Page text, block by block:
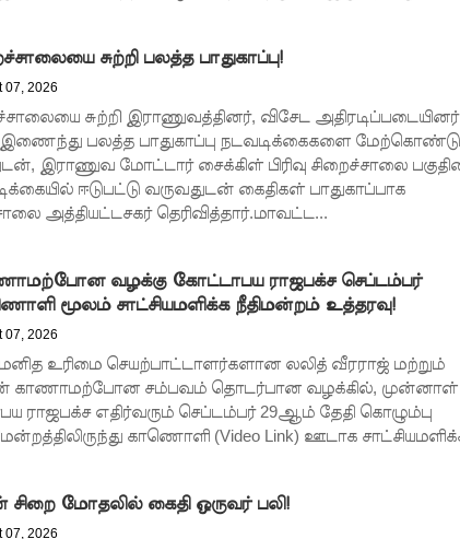
சுற்றி பலத்த பாதுகாப்பு!
07, 2026
சுற்றி இராணுவத்தினர், விசேட அதிரடிப்படையினர்
பலத்த பாதுகாப்பு நடவடிக்கைகளை மேற்கொண்டு
இராணுவ மோட்டார் சைக்கிள் பிரிவு சிறைச்சாலை
ஈடுபட்டு வருவதுடன் கைதிகள் பாதுகாப்பாக
அத்தியட்டசகர் தெரிவித்தார்.மாவட்ட...
வழக்கு கோட்டாபய ராஜபக்ச செப்டம்பர்
மூலம் சாட்சியமளிக்க நீதிமன்றம் உத்தரவு!
07, 2026
உரிமை செயற்பாட்டாளர்களான லலித் வீரராஜ் மற்றும்
காணாமற்போன சம்பவம் தொடர்பான வழக்கில், முன்னாள்
ராஜபக்ச எதிர்வரும் செப்டம்பர் 29ஆம் தேதி கொழும்பு
காணொளி (Video Link) ஊடாக
சிறை மோதலில் கைதி ஒருவர் பலி!
07, 2026